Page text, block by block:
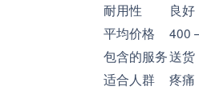
耐用性
良好
平均价格
400
包含的服务送货
适合人群
疼痛